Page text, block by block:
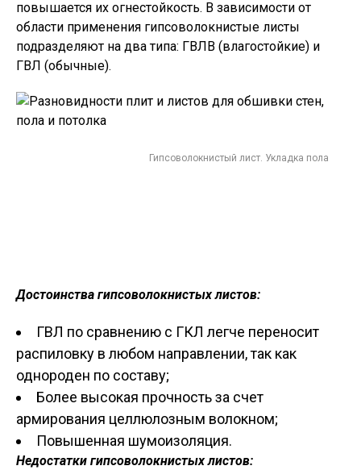
повышается их огнестойкость. В зависимости от
области применения гипсоволокнистые листы
подразделяют на два типа: ГВЛВ (влагостойкие) и
ГВЛ (обычные).
Гипсоволокнистый лист. Укладка пола
Достоинства гипсоволокнистых листов:
ГВЛ по сравнению с ГКЛ легче переносит
распиловку в любом направлении, так как
однороден по составу;
Более высокая прочность за счет
армирования целлюлозным волокном;
Повышенная шумоизоляция.
Недостатки гипсоволокнистых листов: